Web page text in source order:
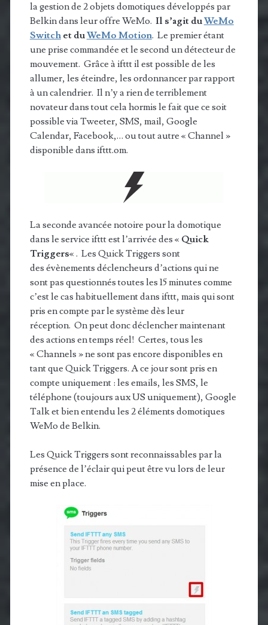
la gestion de 2 objets domotiques développés par
Belkin dans leur offre WeMo. Il s’agit duWeMo
Switchet duWeMo Motion. Le premier étant
une prise commandée et le second un détecteur de
mouvement. Grâce à ifttt il est possible de les
allumer, les éteindre, les ordonnancer par rapport
à un calendrier. Il n’y a rien de terriblement
novateur dans tout cela hormis le fait que ce soit
possible via Tweeter, SMS, mail, Google
Calendar, Facebook,… ou tout autre « Channel »
disponible dans ifttt.om.
La seconde avancée notoire pour la domotique
dans le service ifttt est l’arrivée des « Quick
Triggers« . Les Quick Triggers sont
des évènements déclencheurs d’actions qui ne
sont pas questionnés toutes les 15 minutes comme
c’est le cas habituellement dans ifttt, mais qui sont
pris en compte par le système dès leur
réception. On peut donc déclencher maintenant
des actions en temps réel! Certes, tous les
« Channels » ne sont pas encore disponibles en
tant que Quick Triggers. A ce jour sont pris en
compte uniquement : les emails, les SMS, le
téléphone (toujours aux US uniquement), Google
Talk et bien entendu les 2 éléments domotiques
WeMo de Belkin.
Les Quick Triggers sont reconnaissables par la
présence de l’éclair qui peut être vu lors de leur
mise en place.